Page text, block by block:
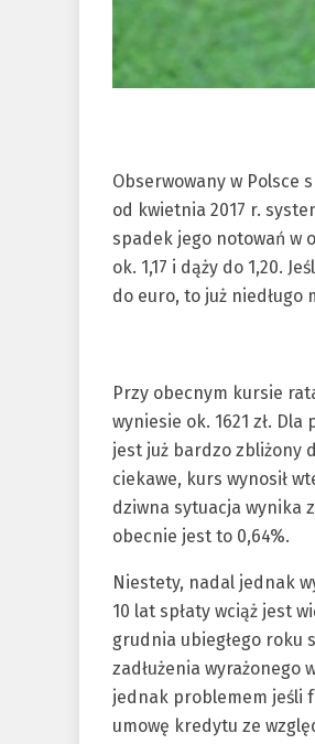
Obserwowany w Polsce
od kwietnia 2017 r.
spadek jego notowań w
ok. 1,17 i dąży do 1,20.
do euro, to już niedługo
Przy obecnym kursie
wyniesie ok. 1621 zł.
jest już bardzo zbliżony
ciekawe, kurs wynosił
dziwna sytuacja wynika
obecnie jest to 0,64%.
Niestety, nadal jednak
10 lat spłaty wciąż jest
grudnia ubiegłego roku
zadłużenia wyrażonego
jednak problemem jeśli
umowę kredytu ze